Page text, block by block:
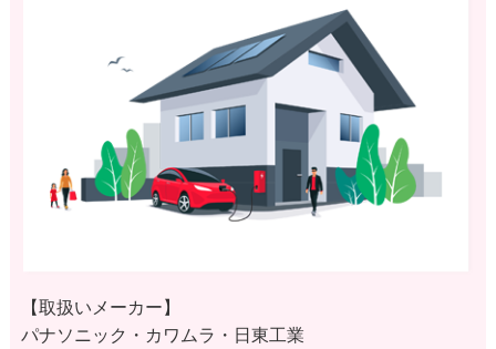
【取扱いメーカー】
パナソニック・カワムラ・日東工業